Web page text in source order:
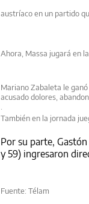
austríaco en un partido
Ahora, Massa jugará en
Mariano Zabaleta le
acusado dolores,
También en la jornada
Por su parte,
y 59) ingresaron
Fuente: Télam